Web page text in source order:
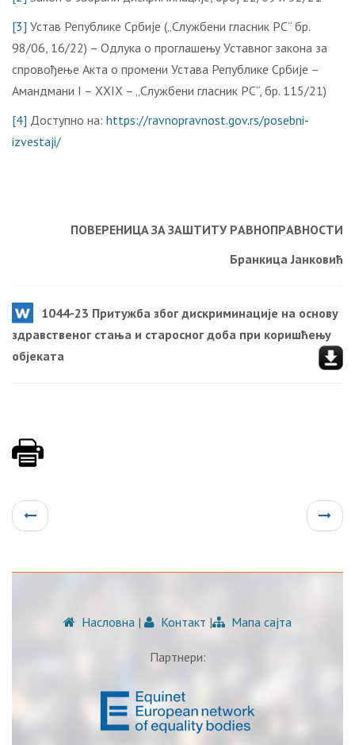
[3] Устав Републике Србије („Службени гласник РС“ бр.
98/06, 16/22) – Одлука о проглашењу Уставног закона за
спровођење Акта о промени Устава Републике Србије –
Амандмани I – XXIX – „Службени гласник РС“, бр. 115/21)
[4] Доступно на: https://ravnopravnost.gov.rs/posebni-
izvestaji/
ПOВEРEНИЦA ЗA ЗAШTИTУ РAВНOПРAВНOСTИ
Брaнкицa Jaнкoвић
1044-23 Притужба због дискриминације на основу
здравственог стања и старосног доба при коришћењу
објеката
Насловна | Контакт | Мапа сајта
Партнери: